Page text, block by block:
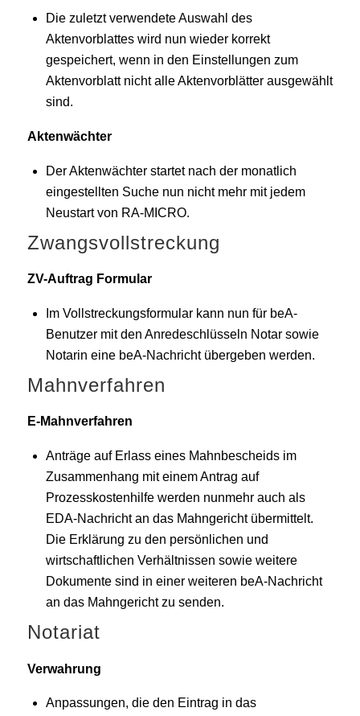
Die zuletzt verwendete Auswahl des
Aktenvorblattes wird nun wieder korrekt
gespeichert, wenn in den Einstellungen zum
Aktenvorblatt nicht alle Aktenvorblätter ausgewählt
sind.
Aktenwächter
Der Aktenwächter startet nach der monatlich
eingestellten Suche nun nicht mehr mit jedem
Neustart von RA-MICRO.
Zwangsvollstreckung
ZV-Auftrag Formular
Im Vollstreckungsformular kann nun für beA-
Benutzer mit den Anredeschlüsseln Notar sowie
Notarin eine beA-Nachricht übergeben werden.
Mahnverfahren
E-Mahnverfahren
Anträge auf Erlass eines Mahnbescheids im
Zusammenhang mit einem Antrag auf
Prozesskostenhilfe werden nunmehr auch als
EDA-Nachricht an das Mahngericht übermittelt.
Die Erklärung zu den persönlichen und
wirtschaftlichen Verhältnissen sowie weitere
Dokumente sind in einer weiteren beA-Nachricht
an das Mahngericht zu senden.
Notariat
Verwahrung
Anpassungen, die den Eintrag in das